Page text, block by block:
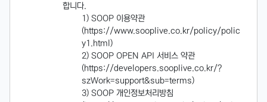
합니다.
SOOP 이용약관
(https://www.sooplive.co.kr/policy/polic
y1.html)
SOOP OPEN API 서비스 약관
(https://developers.sooplive.co.kr/?
szWork=support&sub=terms)
SOOP 개인정보처리방침